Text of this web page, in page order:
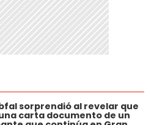
sorprendió al revelar que
carta documento de un